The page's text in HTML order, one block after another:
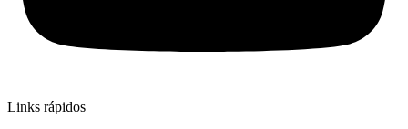
Links rápidos